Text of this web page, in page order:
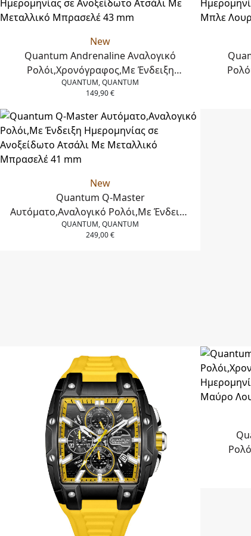
New
Quantum Andrenaline Αναλογικό
Ρολόι,Χρονόγραφος,Με Ένδειξη
Ημερομηνίας σε Ανοξείδωτο Ατσάλι Με
Μεταλλικό Μπρασελέ 43 mm
QUANTUM, QUANTUM
149,90€
New
Quantum Q-Master
Aυτόματο,Αναλογικό Ρολόι,Με Ένδειξη
Ημερομηνίας σε Ανοξείδωτο Ατσάλι Με
Μεταλλικό Μπρασελέ 41 mm
QUANTUM, QUANTUM
249,00€